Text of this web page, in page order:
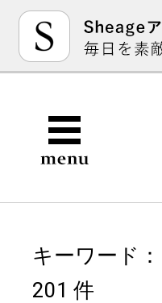
キーワード：
201 件